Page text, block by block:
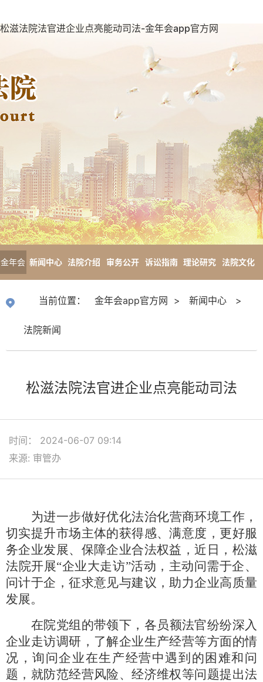
松滋法院法官进企业点亮能动司法-金年会app官方网
金年会
方网
新闻中心 法院介绍 审务公开 诉讼指南 理论研究 法院文化
当前位置： 金年会app官方网 > 新闻中心 >
法院新闻
松滋法院法官进企业点亮能动司法
时间： 2024-06-07 09:14
来源: 审管办
为进一步做好优化法治化营商环境工作，
切实提升市场主体的获得感、满意度，更好服
务企业发展、保障企业合法权益，近日，松滋
法院开展“企业大走访”活动，主动问需于企、
问计于企，征求意见与建议，助力企业高质量
发展。
在院党组的带领下，各员额法官纷纷深入
企业走访调研，了解企业生产经营等方面的情
况，询问企业在生产经营中遇到的困难和问
题，就防范经营风险、经济维权等问题提出法